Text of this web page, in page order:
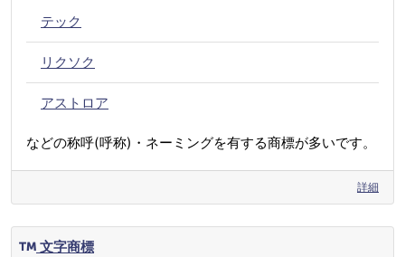
テック
リクソク
アストロア
などの称呼(呼称)・ネーミングを有する商標が多いです。
詳細
文字商標